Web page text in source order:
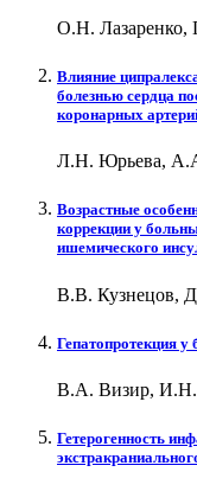
О.Н.
Влияние
болезнью сердца
коронарных
Л.Н. Юрьева,
Возрастные
коррекции у
ишемического
В.В. Кузнецов,
Гепатопротекция
В.А. Визир,
Гетерогенность